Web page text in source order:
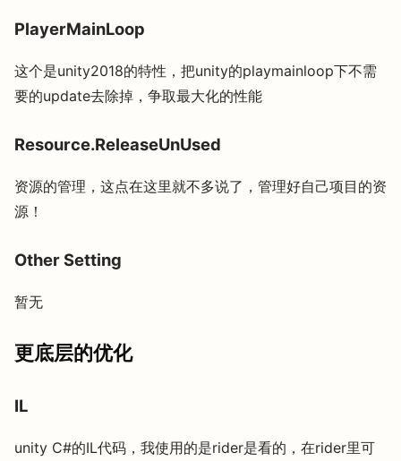
PlayerMainLoop
这个是unity2018的特性，把unity的playmainloop下不需
要的update去除掉，争取最大化的性能
Resource.ReleaseUnUsed
资源的管理，这点在这里就不多说了，管理好自己项目的资
源！
Other Setting
暂无
更底层的优化
IL
unity C#的IL代码，我使用的是rider是看的，在rider里可